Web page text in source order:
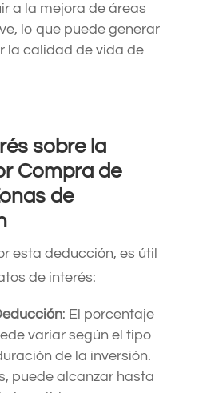
a la mejora de áreas
lo que puede generar
la calidad de vida de
sobre la
Compra de
de
esta deducción, es útil
de interés:
: El porcentaje
variar según el tipo
de la inversión.
puede alcanzar hasta